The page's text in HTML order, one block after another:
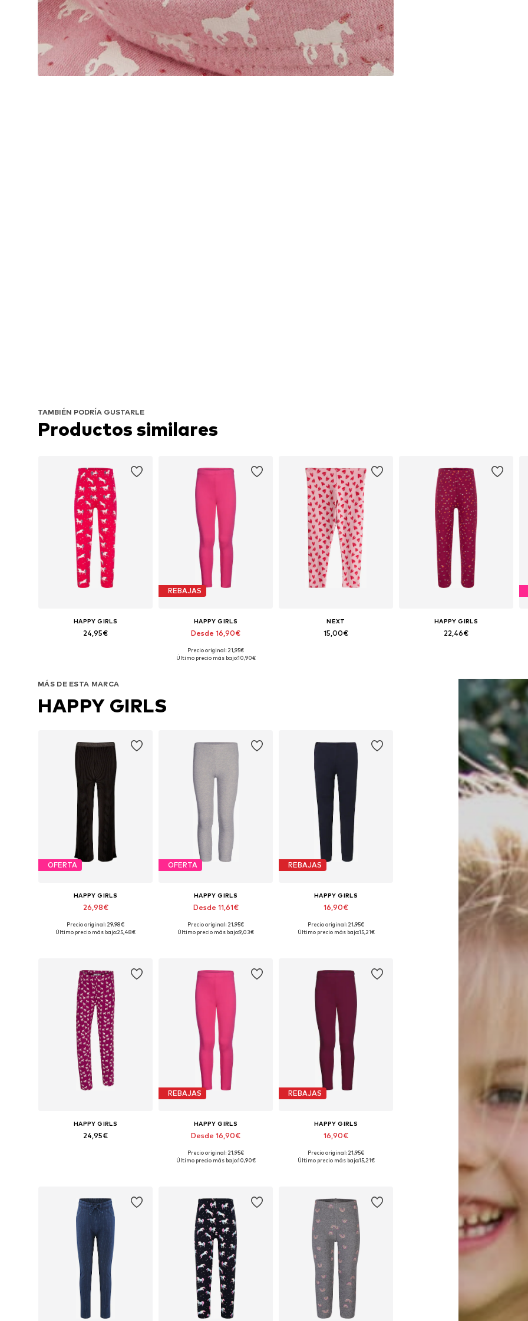
TAMBIÉN PODRÍA GUSTARLE
Productos similares
HAPPY GIRLS
24,95€
REBAJAS
HAPPY GIRLS
Desde 16,90€
Disponible en muchas tallas
Precio original: 21,95€
Último precio más bajo:10,90€
NEXT
15,00€
HAPPY GIRLS
22,46€
MÁS DE ESTA MARCA
HAPPY GIRLS
OFERTA
HAPPY GIRLS
26,98€
Disponible en muchas tallas
Precio original: 29,98€
Último precio más bajo:25,48€
OFERTA
HAPPY GIRLS
Desde 11,61€
Disponible en muchas tallas
Precio original: 21,95€
Último precio más bajo:9,03€
REBAJAS
HAPPY GIRLS
16,90€
Disponible en muchas tallas
Precio original: 21,95€
Último precio más bajo:15,21€
HAPPY GIRLS
24,95€
REBAJAS
HAPPY GIRLS
Desde 16,90€
Disponible en muchas tallas
Precio original: 21,95€
Último precio más bajo:10,90€
REBAJAS
HAPPY GIRLS
16,90€
Disponible en muchas tallas
Precio original: 21,95€
Último precio más bajo:15,21€